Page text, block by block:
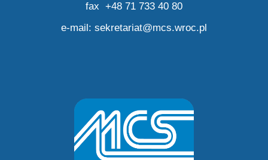
fax +48 71 733 40 80
e-mail: sekretariat@mcs.wroc.pl